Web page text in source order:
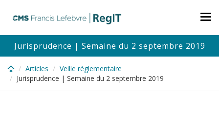
content
Jurisprudence | Semaine du 2 septembre 2019
Articles
Veille réglementaire
Jurisprudence | Semaine du 2 septembre 2019